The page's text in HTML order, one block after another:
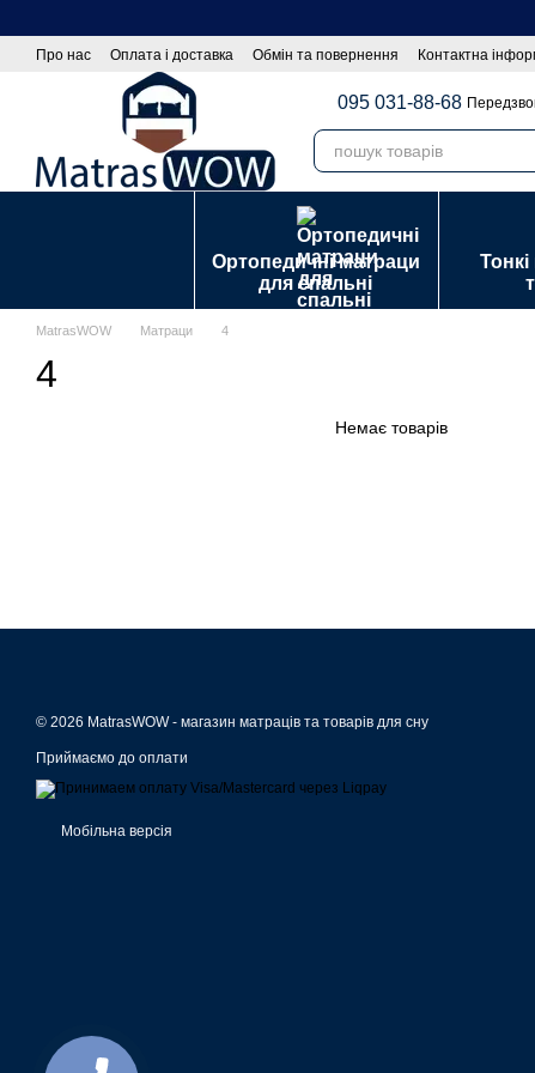
Про нас Оплата і доставка Обмін та повернення Контактна
Оптовим покупцям|Співпраця
095 031-88-68
Ортопедичні матраци
для спальні
MatrasWOW Матраци 4
4
Немає товарів
© 2026 MatrasWOW - магазин матраців та товарів для сну
Приймаємо до оплати
Мобільна версія